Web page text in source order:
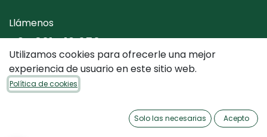
Llámenos
+34 961 412 050
Envíenos un mensaje
Utilizamos cookies para ofrecerle una mejor
experiencia de usuario en este sitio web.
Política de cookies
Solo las necesarias Acepto